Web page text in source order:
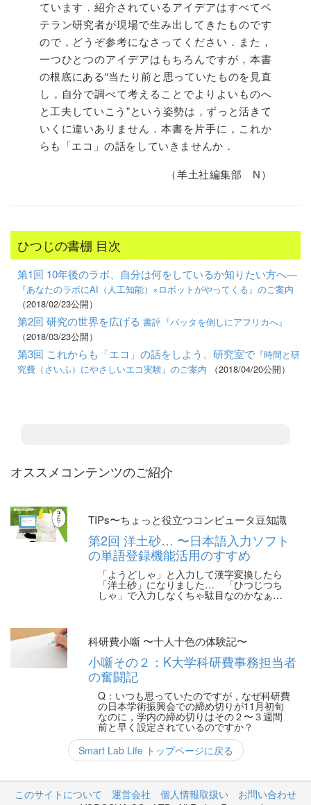
ています．紹介されているアイデアはすべてベ
テラン研究者が現場で生み出してきたものです
ので，どうぞ参考になさってください．また，
一つひとつのアイデアはもちろんですが，本書
の根底にある“当たり前と思っていたものを見直
し，自分で調べて考えることでよりよいものへ
と工夫していこう”という姿勢は，ずっと活きて
いくに違いありません．本書を片手に，これか
らも「エコ」の話をしていきませんか．
（羊土社編集部 N）
ひつじの書棚 目次
第1回 10年後のラボ、自分は何をしているか知りたい方へ―
『あなたのラボにAI（人工知能）×ロボットがやってくる』のご案内
（2018/02/23公開）
第2回 研究の世界を広げる 書評『バッタを倒しにアフリカへ』
（2018/03/23公開）
第3回 これからも「エコ」の話をしよう、研究室で 『時間と研
究費（さいふ）にやさしいエコ実験』のご案内
（2018/04/20公開）
オススメコンテンツのご紹介
TIPs〜ちょっと役立つコンピュータ豆知識
第2回 洋土砂… 〜日本語入力ソフト
の単語登録機能活用のすすめ
「ようどしゃ」と入力して漢字変換したら
「洋土砂」になりました… 「ひつじつち
しゃ」で入力しなくちゃ駄目なのかなぁ…
科研費小噺 〜十人十色の体験記〜
小噺その２：K大学科研費事務担当者
の奮闘記
Q：いつも思っていたのですが，なぜ科研費
の日本学術振興会での締め切りが11月初旬
なのに，学内の締め切りはその２〜３週間
前と早く設定されているのですか？
Smart Lab Life トップページに戻る
このサイトについて 運営会社 個人情報取扱い
お問い合わせ